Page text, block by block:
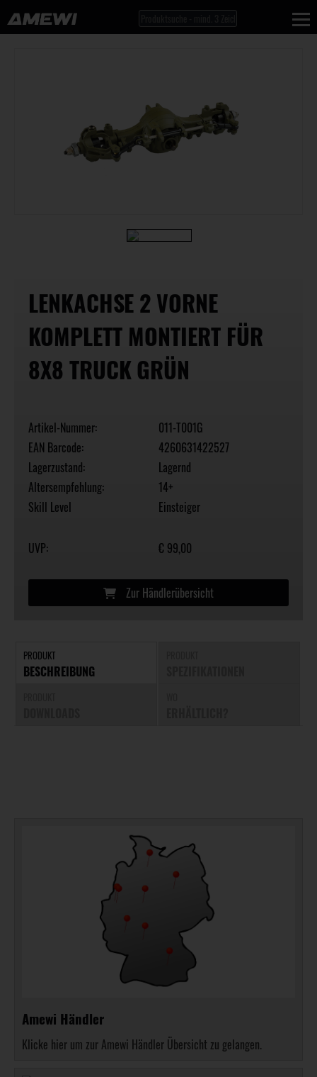
LENKACHSE 2 VORNE
KOMPLETT MONTIERT FÜR
8X8 TRUCK GRÜN
Artikel-Nummer:
011-T001G
EAN Barcode:
4260631422527
Lagerzustand:
Lagernd
Altersempfehlung:
14+
Skill Level
Einsteiger
UVP: € 99,00
Zur Händlerübersicht
PRODUKT
BESCHREIBUNG
Amewi Händler
Klicke hier um zur Amewi Händler Übersicht zu gelangen.